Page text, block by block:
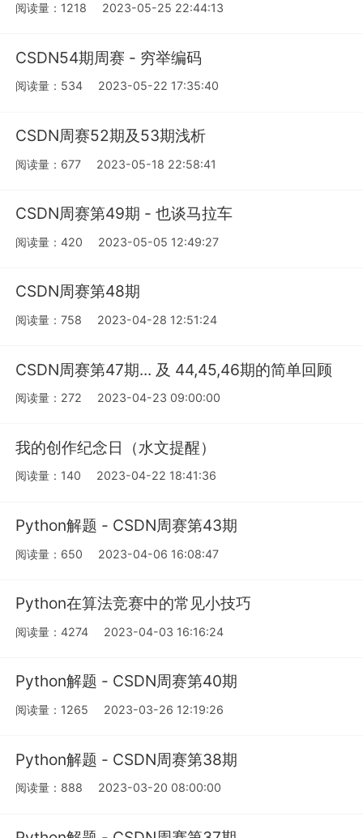
阅读量：1218 2023-05-25 22:44:13
CSDN54期周赛 - 穷举编码
阅读量：534 2023-05-22 17:35:40
CSDN周赛52期及53期浅析
阅读量：677 2023-05-18 22:58:41
CSDN周赛第49期 - 也谈马拉车
阅读量：420 2023-05-05 12:49:27
CSDN周赛第48期
阅读量：758 2023-04-28 12:51:24
CSDN周赛第47期... 及 44,45,46期的简单回顾
阅读量：272 2023-04-23 09:00:00
我的创作纪念日（水文提醒）
阅读量：140 2023-04-22 18:41:36
Python解题 - CSDN周赛第43期
阅读量：650 2023-04-06 16:08:47
Python在算法竞赛中的常见小技巧
阅读量：4274 2023-04-03 16:16:24
Python解题 - CSDN周赛第40期
阅读量：1265 2023-03-26 12:19:26
Python解题 - CSDN周赛第38期
阅读量：888 2023-03-20 08:00:00